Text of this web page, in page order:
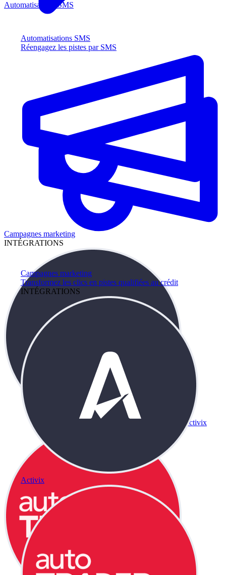
Automatisations SMS
Réengagez les pistes par SMS
Campagnes marketing
Transformez les clics en pistes qualifiées au crédit
INTÉGRATIONS
Activix
Automatisations SMS
Campagnes marketing
INTÉGRATIONS
Activix